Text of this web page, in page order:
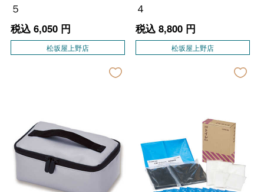
５
税込 6,050円
松坂屋上野店
４
税込 8,800円
松坂屋上野店